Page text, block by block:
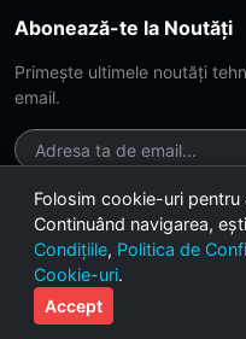
Abonează-te la Noutăți
Primește ultimele noutăți
email.
© 2026 CarsDB. Toate
enthusiasts.
Versiunea 2.4 (Build Dark-
Folosim cookie-uri
Continuând navigarea,
Condițiile, Politica de
Cookie-uri.
Accept